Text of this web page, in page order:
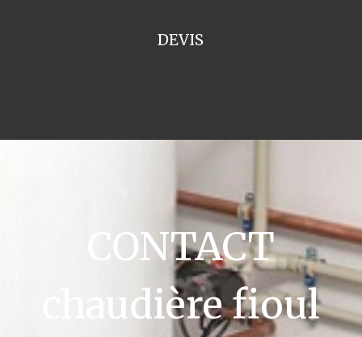
DEVIS
CONTACT
chaudière fioul